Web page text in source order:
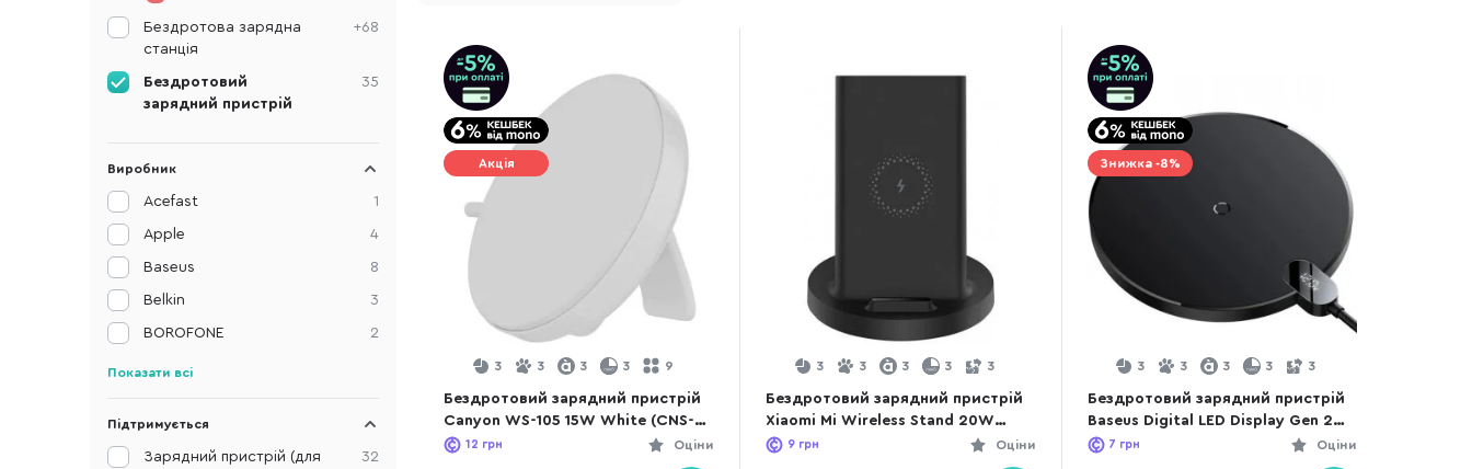
Акція
3 3 3 3 9
Бездротовий зарядний пристрій
Canyon WS-105 15W White (CNS-
WCS105W)
Оціни
12 грн
3 3 3 3 3
Бездротовий зарядний пристрій
Xiaomi Mi Wireless Stand 20W
Black (WPC02ZM)
Оціни
9 грн
Знижка -8%
3 3 3 3 3
Бездротовий зарядний пристрій
Baseus Digital LED Display Gen 2
15W Black (CCED000001)
Оціни
7 грн
+68
Бездротова зарядна
станція
35
Бездротовий
зарядний пристрій
Виробник
1
Acefast
4
Apple
8
Baseus
3
Belkin
2
BOROFONE
Показати всі
Підтримується
32
Зарядний пристрій (для